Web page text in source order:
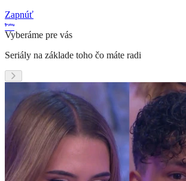
Zapnúť
Vyberáme pre vás
Seriály na základe toho čo máte radi